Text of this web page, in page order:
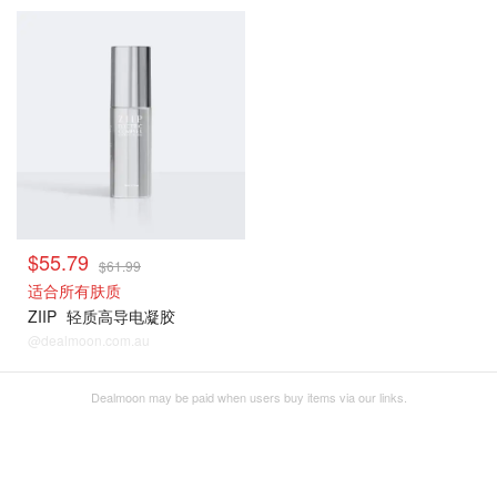
$55.79 $61.99
适合所有肤质
ZIIP 轻质高导电凝胶
@dealmoon.com.au
Dealmoon may be paid when users buy items via our links.